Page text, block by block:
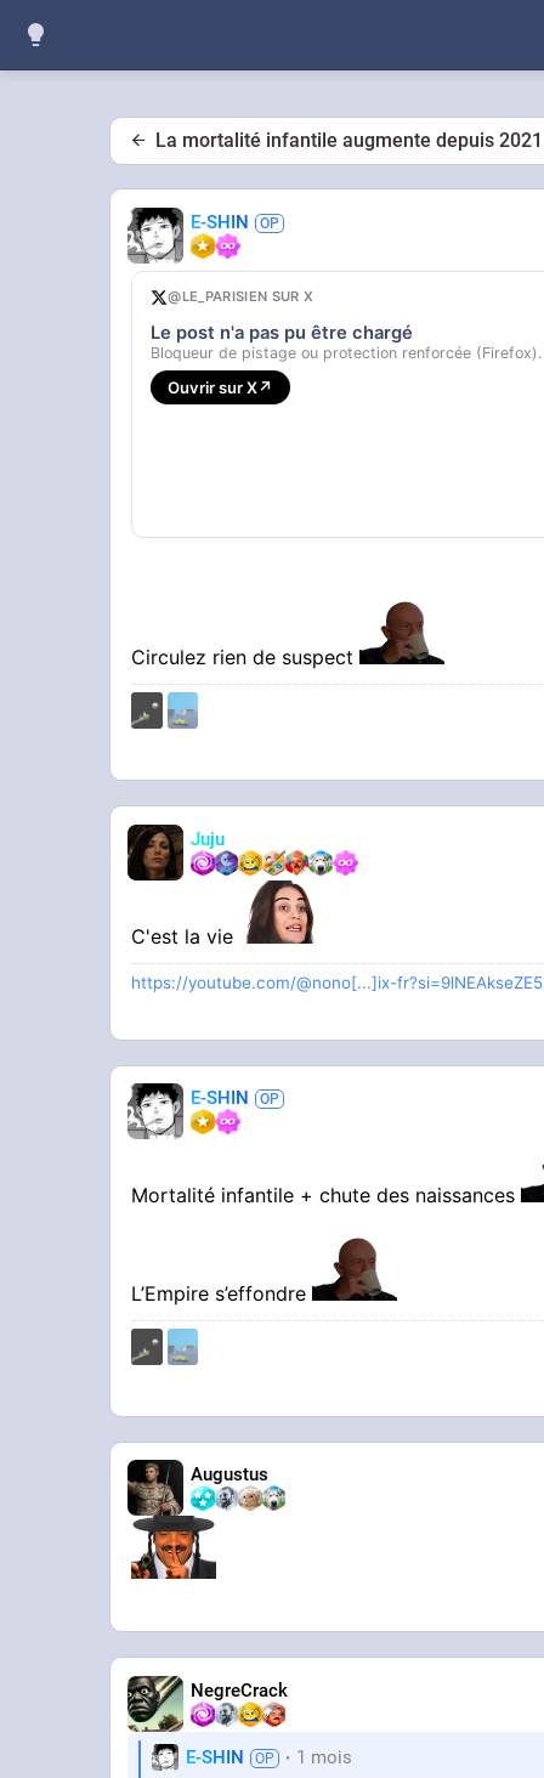
La mortalité infantile augmente depuis 2021
E-SHIN
@LE_PARISIEN SUR X
Le post n'a pas pu être chargé
Bloqueur de pistage ou protection renforcée (Firefox).
Ouvrir sur X↗
Circulez rien de suspect
Juju
C'est la vie
https://youtube.com/@nono[...]ix-
E-SHIN
Mortalité infantile + chute des naissances
L’Empire s’effondre
Augustus
NegreCrack
E-SHIN 1 mois